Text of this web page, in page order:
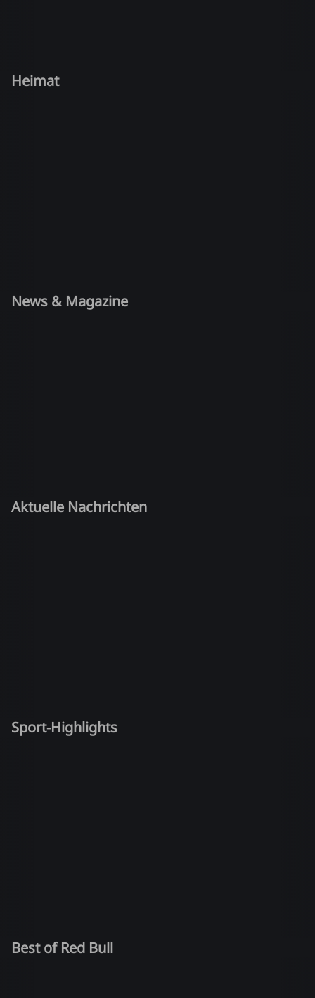
Heimat
News & Magazine
Aktuelle Nachrichten
Sport-Highlights
Best of Red Bull